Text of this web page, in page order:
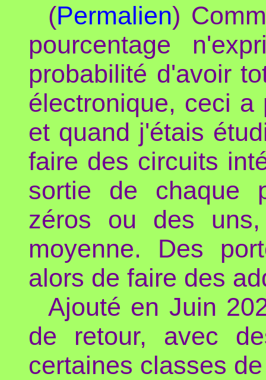
(Permalien)
pourcentage
probabilité d'avoir
électronique, ceci a
et quand j'étais
faire des circuits
sortie de chaque
zéros ou des
moyenne. Des
alors de faire des
Ajouté en Juin
de retour, avec
certaines classes